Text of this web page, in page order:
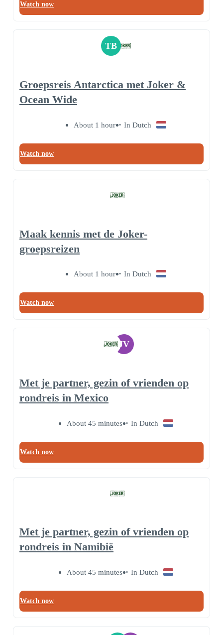
Watch now
TB
Groepsreis Antarctica met Joker &
Ocean Wide
About 1 hour In Dutch
Watch now
Maak kennis met de Joker-
groepsreizen
About 1 hour In Dutch
Watch now
JV
Met je partner, gezin of vrienden op
rondreis in Mexico
About 45 minutes In Dutch
Watch now
Met je partner, gezin of vrienden op
rondreis in Namibië
About 45 minutes In Dutch
Watch now